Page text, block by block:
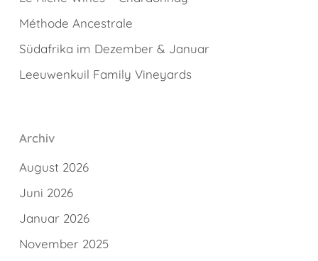
Méthode Ancestrale
Südafrika im Dezember & Januar
Leeuwenkuil Family Vineyards
Archiv
August 2026
Juni 2026
Januar 2026
November 2025